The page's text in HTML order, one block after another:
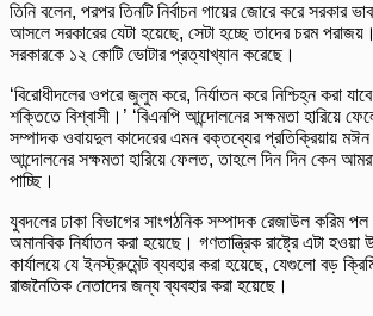
তিনি বলেন, পরপর তিনটি নির্বাচন গায়ের জোরে করে সরকার
আসলে সরকারের যেটা হয়েছে, সেটা হচ্ছে তাদের চরম
সরকারকে ১২ কোটি ভোটার প্রত্যাখ্যান করেছে।
‘বিরোধীদলের ওপরে জুলুম করে, নির্যাতন করে নিশ্চিহ্ন করা
শক্তিতে বিশ্বাসী।’ ‘বিএনপি আন্দোলনের সক্ষমতা হারিয়ে
সম্পাদক ওবায়দুল কাদেরের এমন বক্তব্যের প্রতিক্রিয়ায় মঈন
আন্দোলনের সক্ষমতা হারিয়ে ফেলত, তাহলে দিন দিন কেন
পাচ্ছি।
যুবদলের ঢাকা বিভাগের সাংগঠনিক সম্পাদক রেজাউল করিম
অমানবিক নির্যাতন করা হয়েছে। গণতান্ত্রিক রাষ্ট্রে এটা
কার্যালয়ে যে ইনস্ট্রুমেন্ট ব্যবহার করা হয়েছে, যেগুলো বড়
রাজনৈতিক নেতাদের জন্য ব্যবহার করা হয়েছে।